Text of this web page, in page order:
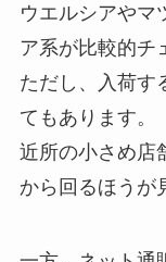
ウエルシアやマ
ア系が比較的チ
ただし、入荷す
てもあります。
近所の小さめ店
から回るほうが